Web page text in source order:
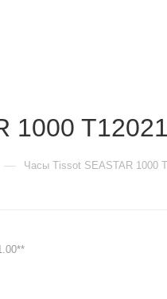
1000
— Часы Тissot SEASTAR 1000